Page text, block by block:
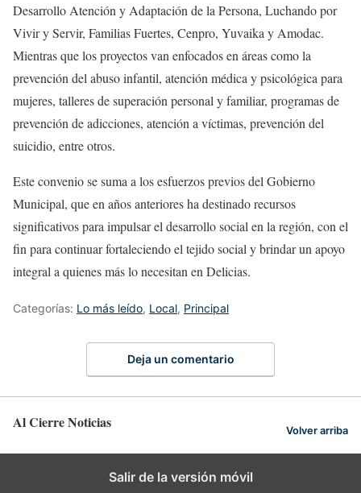
Desarrollo Atención y Adaptación de la Persona, Luchando por
Vivir y Servir, Familias Fuertes, Cenpro, Yuvaika y Amodac.
Mientras que los proyectos van enfocados en áreas como la
prevención del abuso infantil, atención médica y psicológica para
mujeres, talleres de superación personal y familiar, programas de
prevención de adicciones, atención a víctimas, prevención del
suicidio, entre otros.
Este convenio se suma a los esfuerzos previos del Gobierno
Municipal, que en años anteriores ha destinado recursos
significativos para impulsar el desarrollo social en la región, con el
fin para continuar fortaleciendo el tejido social y brindar un apoyo
integral a quienes más lo necesitan en Delicias.
Categorías: Lo más leído, Local, Principal
Deja un comentario
Al Cierre Noticias Volver arriba
Salir de la versión móvil